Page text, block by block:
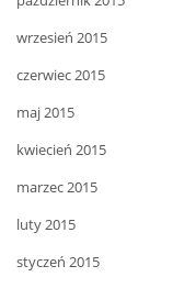
wrzesień 2015
czerwiec 2015
maj 2015
kwiecień 2015
marzec 2015
luty 2015
styczeń 2015